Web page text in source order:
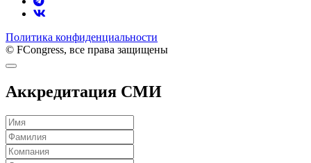
Политика конфиденциальности
© FCongress, все права защищены
Аккредитация СМИ